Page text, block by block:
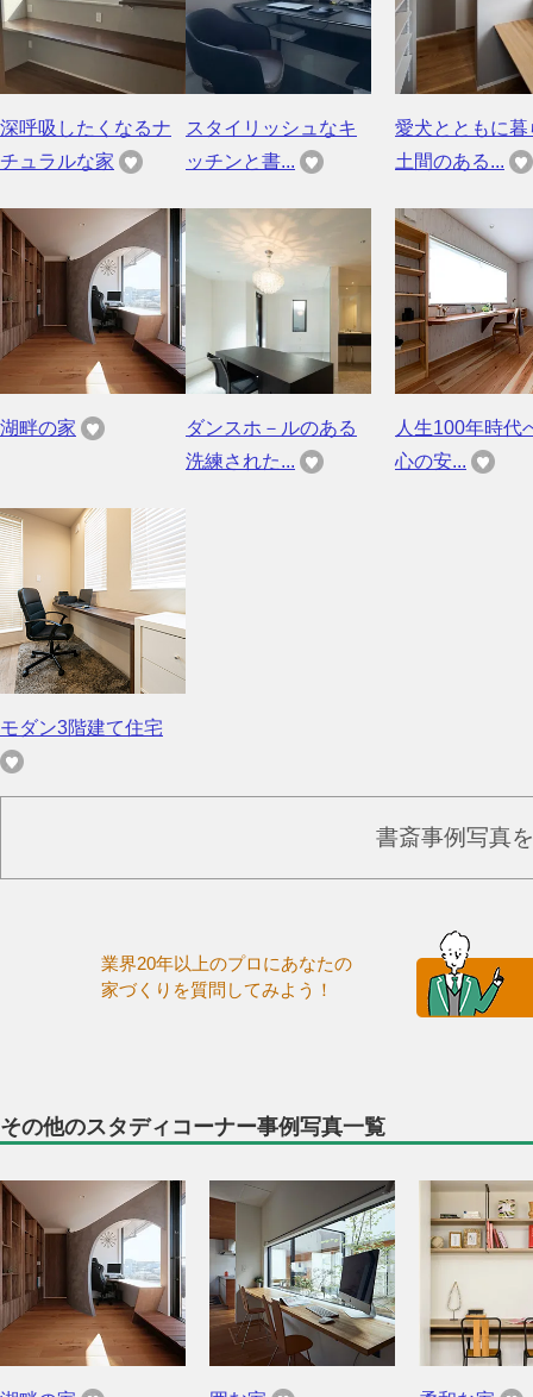
深呼吸したくなるナ
チュラルな家
スタイリッシュなキ
ッチンと書...
愛犬とともに暮
土間のある...
湖畔の家
ダンスホ－ルのある
洗練された...
人生100年時代
心の安...
モダン3階建て住宅
書斎事例写真
業界20年以上のプロにあなたの
家づくりを質問してみよう！
その他のスタディコーナー事例写真一覧